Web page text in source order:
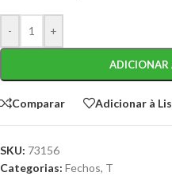
- +
ADICIONAR
Comparar Adicionar à
SKU: 73156
Categorias: Fechos, T